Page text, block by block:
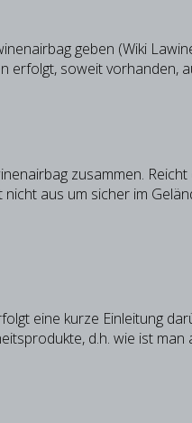
geben (Wiki
soweit vorhanden,
zusammen.
aus um sicher im
eine kurze Einleitung
d.h. wie ist